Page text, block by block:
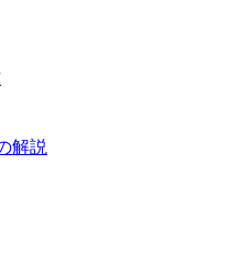
解説